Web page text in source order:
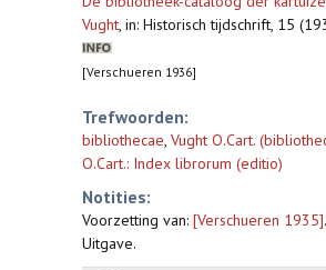
Vught, in: Historisch tijdschrift, 15
[Verschueren 1936]
Trefwoorden:
bibliothecae, Vught O.Cart.
O.Cart.: Index librorum (editio)
Notities:
Voorzetting van: [Verschueren 1935].
Uitgave.